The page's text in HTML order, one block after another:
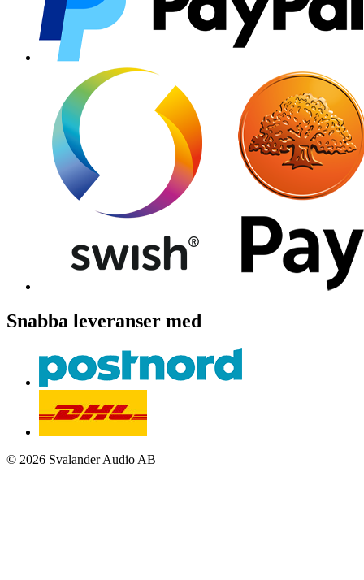
Snabba leveranser med
© 2026 Svalander Audio AB